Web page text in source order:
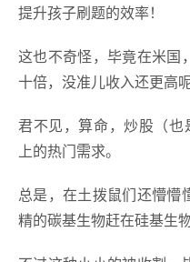
提升孩子刷题的效率！
这也不奇怪，毕竟在米国
十倍，没准儿收入还更高呢
君不见，算命，炒股（
上的热门需求。
总是，在土拨鼠们还懵懵
精的碳基生物赶在硅基生